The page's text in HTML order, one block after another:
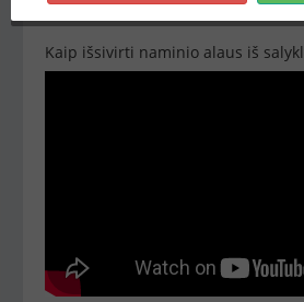
Kaip išsivirti naminio alaus iš